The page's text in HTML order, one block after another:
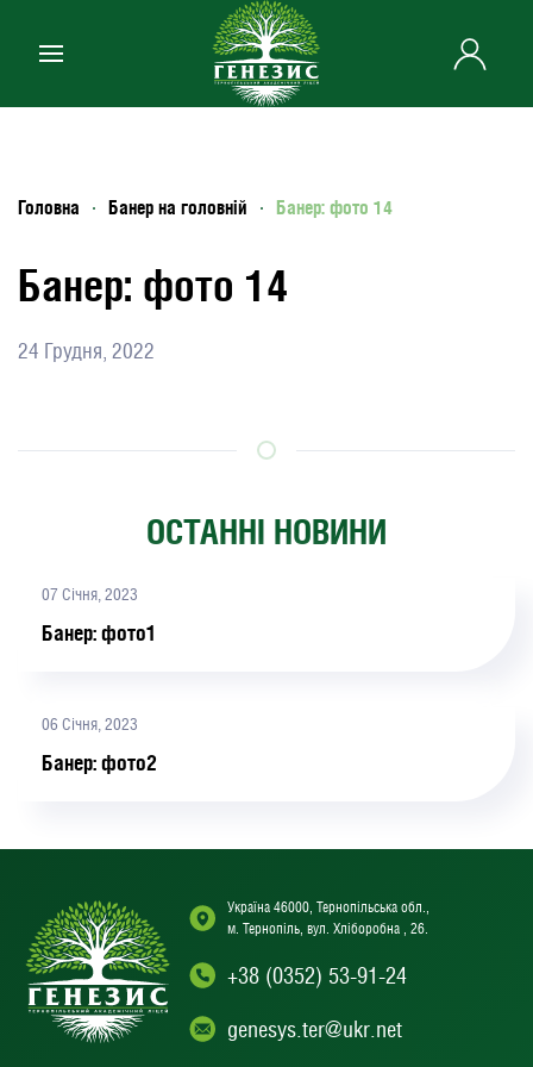
Skip to main content
Головна Банер на головній Банер: фото 14
Банер: фото 14
24 Грудня, 2022
ОСТАННІ НОВИНИ
07 Січня, 2023
Банер: фото1
06 Січня, 2023
Банер: фото2
Україна 46000, Тернопільська обл.,
м. Тернопіль, вул. Хліборобна , 26.
+38 (0352) 53-91-24
genesys.ter@ukr.net